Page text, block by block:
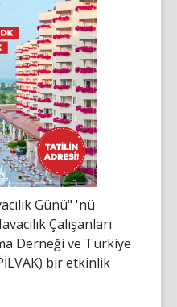
Günü" 'nü
Çalışanları
Derneği ve Türkiye
bir etkinlik